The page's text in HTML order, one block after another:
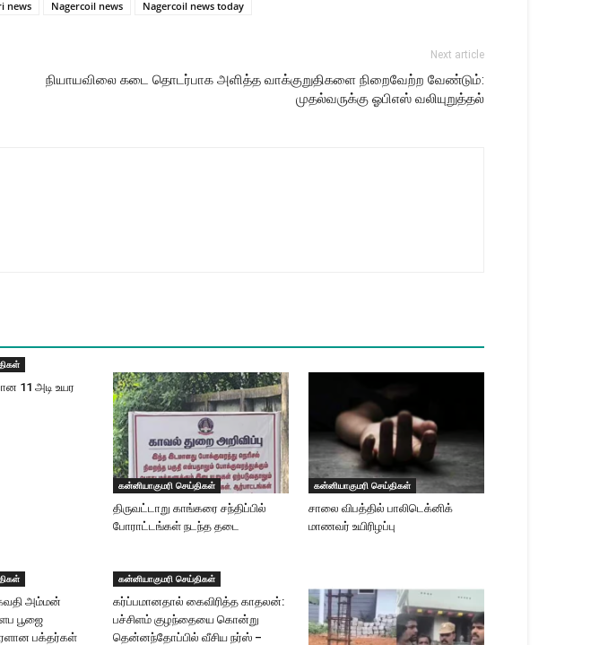
news Nagercoil news Nagercoil news today
Next article
நியாயவிலை கடை தொடர்பாக அளித்த வாக்குறுதிகளை நிறைவேற்ற வேண்டும்:
முதல்வருக்கு ஓபிஎஸ் வலியுறுத்தல்
11 அடி உயர
கன்னியாகுமரி செய்திகள்
திருவட்டாறு காங்கரை சந்திப்பில்
போராட்டங்கள் நடந்த தடை
கன்னியாகுமரி செய்திகள்
சாலை விபத்தில் பாலிடெக்னிக்
மாணவர் உயிரிழப்பு
அம்மன்
பூஜை
பக்தர்கள்
கன்னியாகுமரி செய்திகள்
கர்ப்பமானதால் கைவிரித்த காதலன்:
பச்சிளம் குழந்தையை கொன்று
தென்னந்தோப்பில் வீசிய நர்ஸ் –